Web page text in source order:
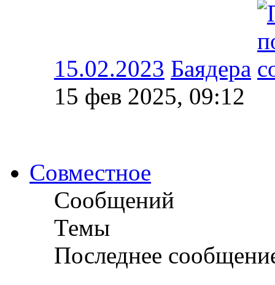
15.02.2023 Баядера
15 фев 2025, 09:12
Совместное
Сообщений
Темы
Последнее